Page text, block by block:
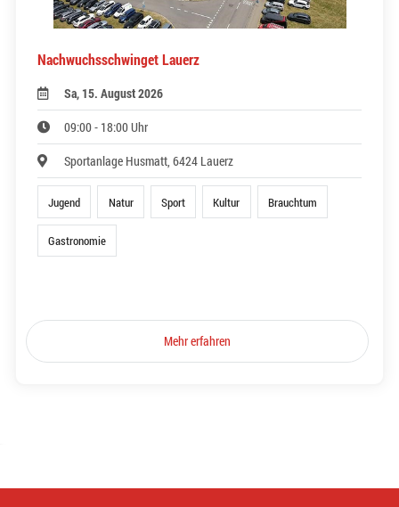
Nachwuchsschwinget Lauerz
Sa, 15. August 2026
09:00 - 18:00 Uhr
Sportanlage Husmatt, 6424 Lauerz
Jugend Natur Sport Kultur Brauchtum
Gastronomie
Mehr erfahren